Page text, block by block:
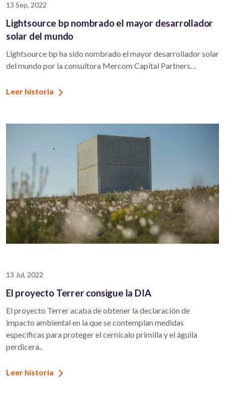
13 Sep, 2022
Lightsource bp nombrado el mayor desarrollador
solar del mundo
Lightsource bp ha sido nombrado el mayor desarrollador solar
del mundo por la consultora Mercom Capital Partners…
Leer historia
13 Jul, 2022
El proyecto Terrer consigue la DIA
El proyecto Terrer acaba de obtener la declaración de
impacto ambiental en la que se contemplan medidas
específicas para proteger el cernícalo primilla y el águila
perdicera..
Leer historia